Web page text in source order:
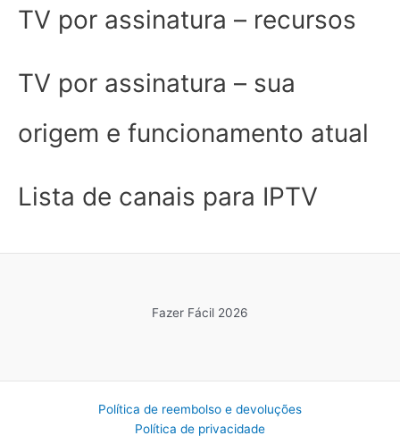
TV por assinatura – recursos
TV por assinatura – sua
origem e funcionamento atual
Lista de canais para IPTV
Fazer Fácil 2026
Política de reembolso e devoluções
Política de privacidade